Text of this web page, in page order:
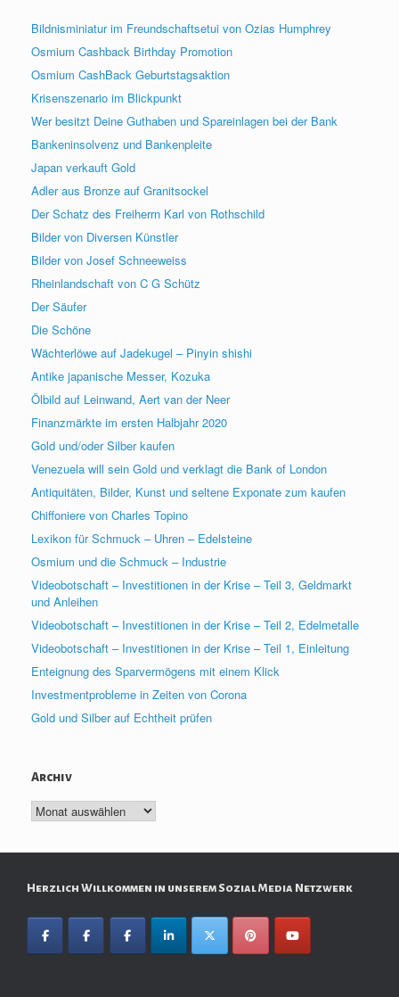
Bildnisminiatur im Freundschaftsetui von Ozias Humphrey
Osmium Cashback Birthday Promotion
Osmium CashBack Geburtstagsaktion
Krisenszenario im Blickpunkt
Wer besitzt Deine Guthaben und Spareinlagen bei der Bank
Bankeninsolvenz und Bankenpleite
Japan verkauft Gold
Adler aus Bronze auf Granitsockel
Der Schatz des Freiherrn Karl von Rothschild
Bilder von Diversen Künstler
Bilder von Josef Schneeweiss
Rheinlandschaft von C G Schütz
Der Säufer
Die Schöne
Wächterlöwe auf Jadekugel – Pinyin shishi
Antike japanische Messer, Kozuka
Ölbild auf Leinwand, Aert van der Neer
Finanzmärkte im ersten Halbjahr 2020
Gold und/oder Silber kaufen
Venezuela will sein Gold und verklagt die Bank of London
Antiquitäten, Bilder, Kunst und seltene Exponate zum kaufen
Chiffoniere von Charles Topino
Lexikon für Schmuck – Uhren – Edelsteine
Osmium und die Schmuck – Industrie
Videobotschaft – Investitionen in der Krise – Teil 3, Geldmarkt
und Anleihen
Videobotschaft – Investitionen in der Krise – Teil 2, Edelmetalle
Videobotschaft – Investitionen in der Krise – Teil 1, Einleitung
Enteignung des Sparvermögens mit einem Klick
Investmentprobleme in Zeiten von Corona
Gold und Silber auf Echtheit prüfen
Archiv
Archiv
Herzlich Willkommen in unserem Sozial Media Netzwerk